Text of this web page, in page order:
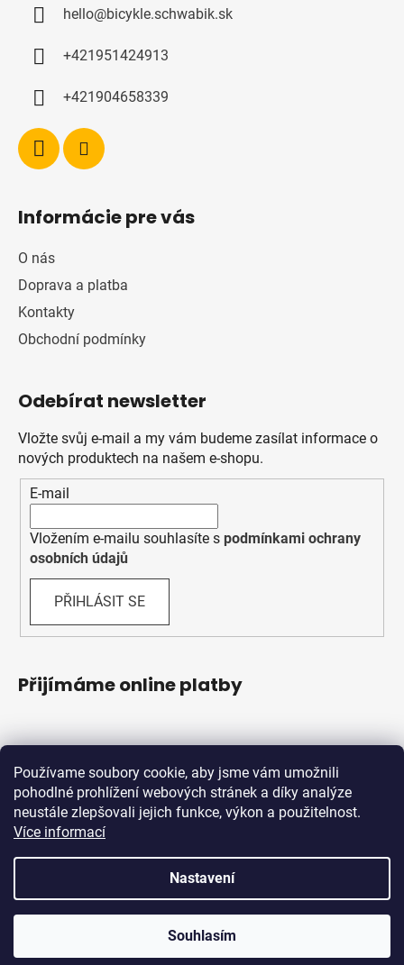
Používame soubory cookie, aby jsme vám umožnili
pohodlné prohlížení webových stránek a díky analýze
neustále zlepšovali jejich funkce, výkon a použitelnost.
Více informací
Nastavení
Souhlasím
hello@bicykle.schwabik.sk
+421951424913
+421904658339
Informácie pre vás
O nás
Doprava a platba
Kontakty
Obchodní podmínky
Odebírat newsletter
Vložte svůj e-mail a my vám budeme zasílat informace o
nových produktech na našem e-shopu.
E-mail
Vložením e-mailu souhlasíte s podmínkami ochrany
osobních údajů
PŘIHLÁSIT SE
Přijímáme online platby
Schwabik Bicycles
vyhrazena.Upravit nastavení cookies